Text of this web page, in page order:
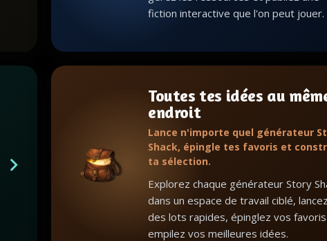
fiction interactive que l'on peut jouer.
Toutes tes idées au
endroit
Lance n'importe quel générateur
Shack, épingle tes favoris et
ta sélection.
Explorez chaque générateur Story
dans un espace de travail ciblé, lancez
des lots rapides, épinglez vos
empilez vos meilleures idées.